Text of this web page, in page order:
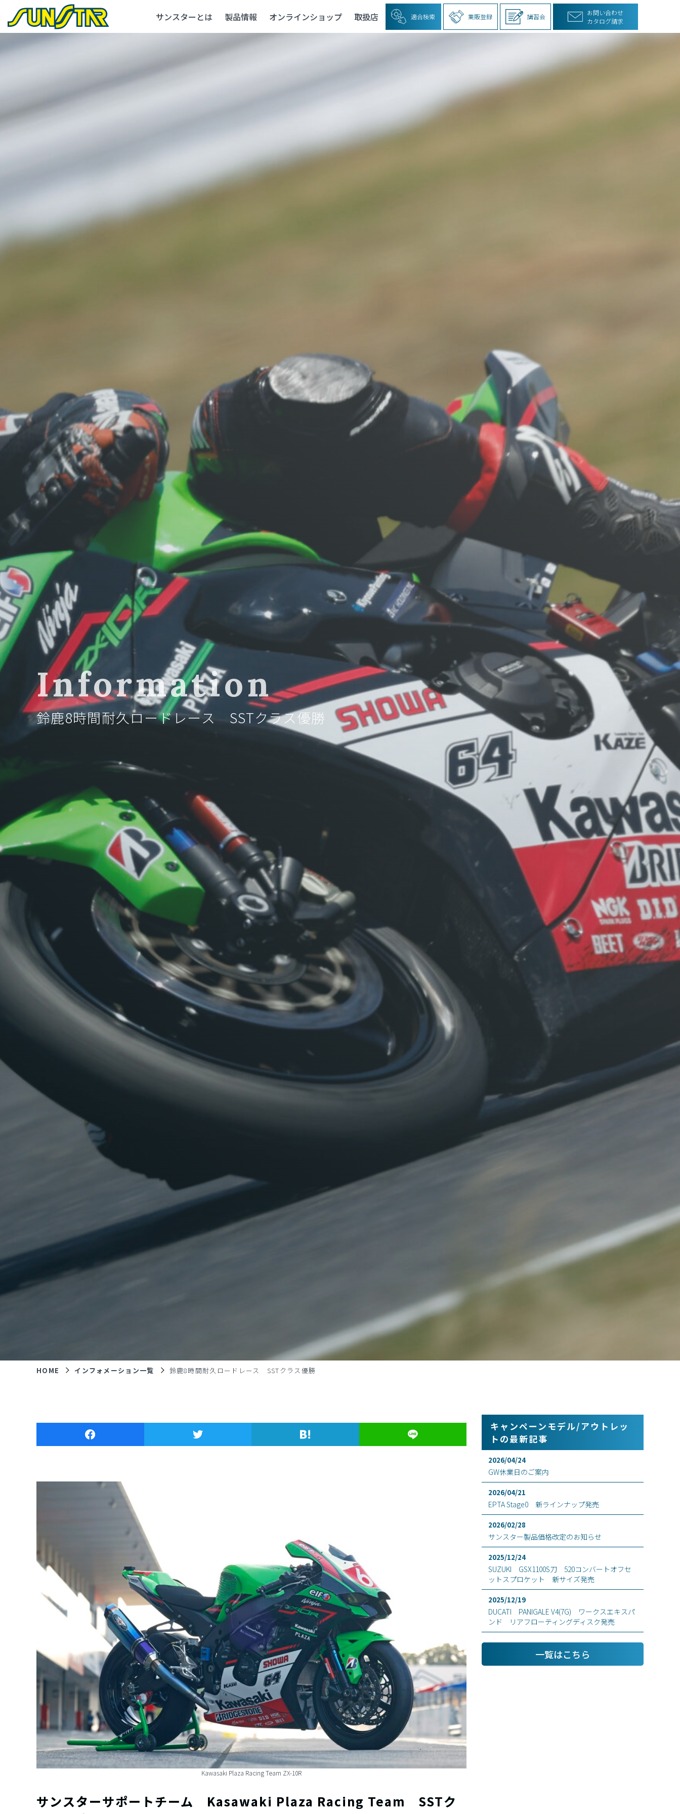
サンスターとは 製品情報 オンラインショップ 取扱店 適合検索 業販登録 講習会
お問い合わせ
カタログ請求
Information
鈴鹿8時間耐久ロードレース SSTクラス優勝
HOME インフォメーション一覧 鈴鹿8時間耐久ロードレース SSTクラス優勝
Kawasaki Plaza Racing Team ZX-10R
サンスターサポートチーム Kasawaki Plaza Racing Team SSTク
キャンペーンモデル/アウトレッ
トの最新記事
2026/04/24
GW休業日のご案内
2026/04/21
EPTA Stage0 新ラインナップ発売
2026/02/28
サンスター製品価格改定のお知らせ
2025/12/24
SUZUKI GSX1100S刀 520コンバートオフセ
ットスプロケット 新サイズ発売
2025/12/19
DUCATI PANIGALE V4(7G) ワークスエキスパ
ンド リアフローティングディスク発売
一覧はこちら